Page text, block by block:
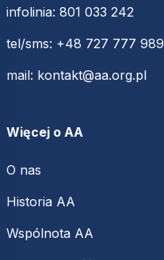
infolinia: 801 033 242
tel/sms: +48 727 777 989
mail: kontakt@aa.org.pl
Więcej o AA
O nas
Historia AA
Wspólnota AA